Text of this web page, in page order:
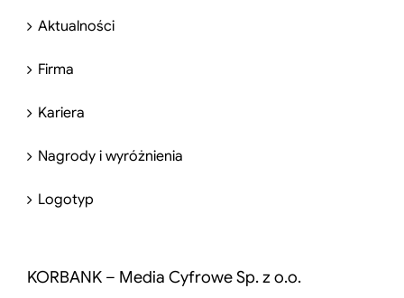
Aktualności
Firma
Kariera
Nagrody i wyróżnienia
Logotyp
KORBANK – Media Cyfrowe Sp. z o.o.